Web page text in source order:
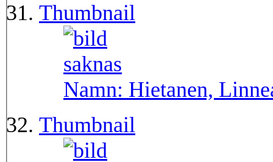
Thumbnail
Namn: Hietanen,
Thumbnail